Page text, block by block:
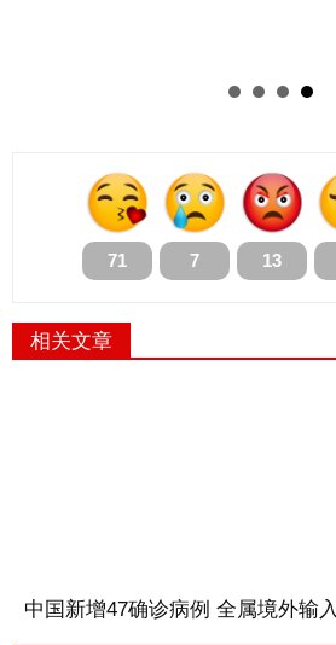
71 7 13
相关文章
中国新增47确诊病例 全属境外输入